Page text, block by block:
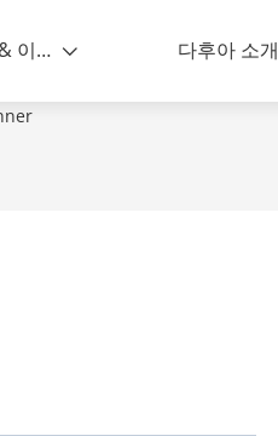
뉴스 & 이벤트 다후아 소개